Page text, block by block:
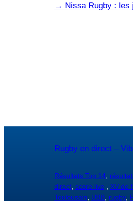
→ Nissa Rugby : les
Rugby en direct –
Résultats Top 14
direct score live XV de
Toulousain
UBB rugby,